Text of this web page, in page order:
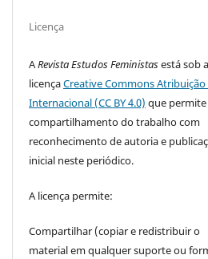
Licença
ARevista Estudos Feministasestá sob a
licençaCreative Commons Atribuição
Internacional (CC BY 4.0) que
compartilhamento do trabalho com
reconhecimento de autoria e
inicial neste periódico.
A licença permite:
Compartilhar (copiar e redistribuir o
material em qualquer suporte ou